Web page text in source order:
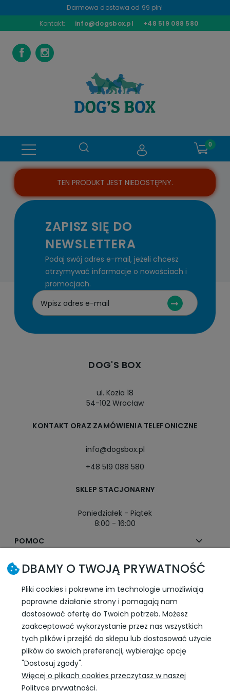
Darmowa dostawa od 99 pln!
Kontakt:
info@dogsbox.pl +48 519 088 580
TEN PRODUKT JEST NIEDOSTĘPNY.
ZAPISZ SIĘ DO
NEWSLETTERA
Podaj swój adres e-mail, jeżeli chcesz
otrzymywać informacje o nowościach i
promocjach.
DOG'S BOX
ul. Kozia 18
54-102 Wrocław
KONTAKT ORAZ ZAMÓWIENIA TELEFONICZNE
info@dogsbox.pl
+48 519 088 580
SKLEP STACJONARNY
Poniedziałek - Piątek
8:00 - 16:00
POMOC
MOJE KONTO
PŁATNOŚCI I DOSTAWA
INFORMACJE
SLEDŹ NAS W SOCIAL MEDIA
DBAMY O TWOJĄ PRYWATNOŚĆ
Pliki cookies i pokrewne im technologie umożliwiają
poprawne działanie strony i pomagają nam
dostosować ofertę do Twoich potrzeb. Możesz
zaakceptować wykorzystanie przez nas wszystkich
tych plików i przejść do sklepu lub dostosować użycie
plików do swoich preferencji, wybierając opcję
"Dostosuj zgody".
Więcej o plikach cookies przeczytasz w naszej
Polityce prywatności.